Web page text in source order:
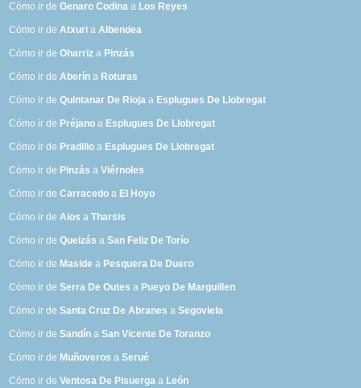
Cómo ir deGenaro Codina a Los Reyes
Cómo ir deAtxuri aAlbendea
Cómo ir deOharriz a Pinzás
Cómo ir deAberín a Roturas
Cómo ir deQuintanar De Rioja a Esplugues De Llobregat
Cómo ir de Préjano a Esplugues De Llobregat
Cómo ir de Pradillo a Esplugues De Llobregat
Cómo ir de Pinzás aViérnoles
Cómo ir deCarracedo a El Hoyo
Cómo ir deAios aTharsis
Cómo ir deQueizás aSan Feliz De Torío
Cómo ir de Maside a Pesquera De Duero
Cómo ir deSerra De Outes a Pueyo De Marguillen
Cómo ir deSanta Cruz De Abranes aSegoviela
Cómo ir deSandín aSan Vicente De Toranzo
Cómo ir de Muñoveros aSerué
Cómo ir deVentosa De Pisuerga a León